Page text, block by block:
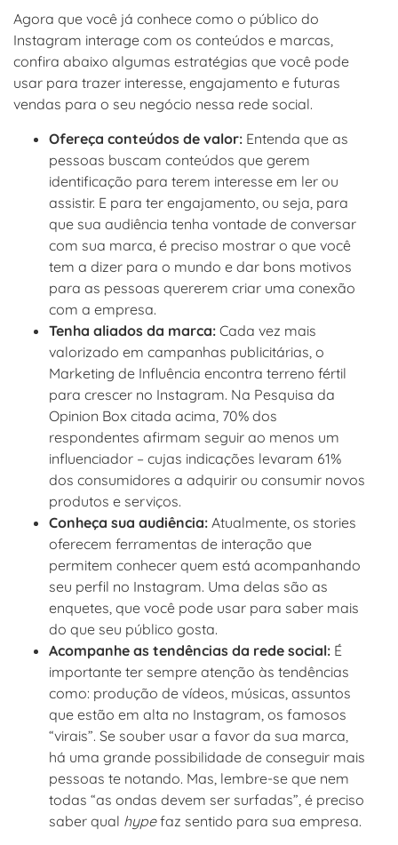
Agora que você já conhece como o público do
Instagram interage com os conteúdos e marcas,
confira abaixo algumas estratégias que você pode
usar para trazer interesse, engajamento e futuras
vendas para o seu negócio nessa rede social.
Ofereça conteúdos de valor: Entenda que as
pessoas buscam conteúdos que gerem
identificação para terem interesse em ler ou
assistir. E para ter engajamento, ou seja, para
que sua audiência tenha vontade de conversar
com sua marca, é preciso mostrar o que você
tem a dizer para o mundo e dar bons motivos
para as pessoas quererem criar uma conexão
com a empresa.
Tenha aliados da marca: Cada vez mais
valorizado em campanhas publicitárias, o
Marketing de Influência encontra terreno fértil
para crescer no Instagram. Na Pesquisa da
Opinion Box citada acima, 70% dos
respondentes afirmam seguir ao menos um
influenciador – cujas indicações levaram 61%
dos consumidores a adquirir ou consumir novos
produtos e serviços.
Conheça sua audiência: Atualmente, os stories
oferecem ferramentas de interação que
permitem conhecer quem está acompanhando
seu perfil no Instagram. Uma delas são as
enquetes, que você pode usar para saber mais
do que seu público gosta.
Acompanhe as tendências da rede social: É
importante ter sempre atenção às tendências
como: produção de vídeos, músicas, assuntos
que estão em alta no Instagram, os famosos
“virais”. Se souber usar a favor da sua marca,
há uma grande possibilidade de conseguir mais
pessoas te notando. Mas, lembre-se que nem
todas “as ondas devem ser surfadas”, é preciso
saber qual hypefaz sentido para sua empresa.